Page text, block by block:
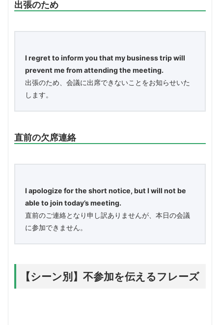
出張のため
I regret to inform you that my business trip will
prevent me from attending the meeting.
出張のため、会議に出席できないことをお知らせいた
します。
直前の欠席連絡
I apologize for the short notice, but I will not be
able to join today’s meeting.
直前のご連絡となり申し訳ありませんが、本日の会議
に参加できません。
【シーン別】不参加を伝えるフレーズ